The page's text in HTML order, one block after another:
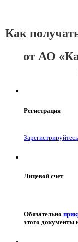
Как
от АО
Регистрация
Зарегистрируйтесь
Лицевой счет
Обязательно
этого документы